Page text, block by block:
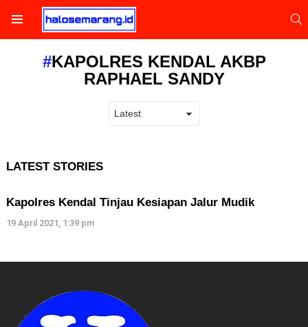
KAPOLRES KENDAL AKBP
RAPHAEL SANDY
LATEST STORIES
Kapolres Kendal Tinjau Kesiapan Jalur Mudik
19 April 2021, 1:39 pm